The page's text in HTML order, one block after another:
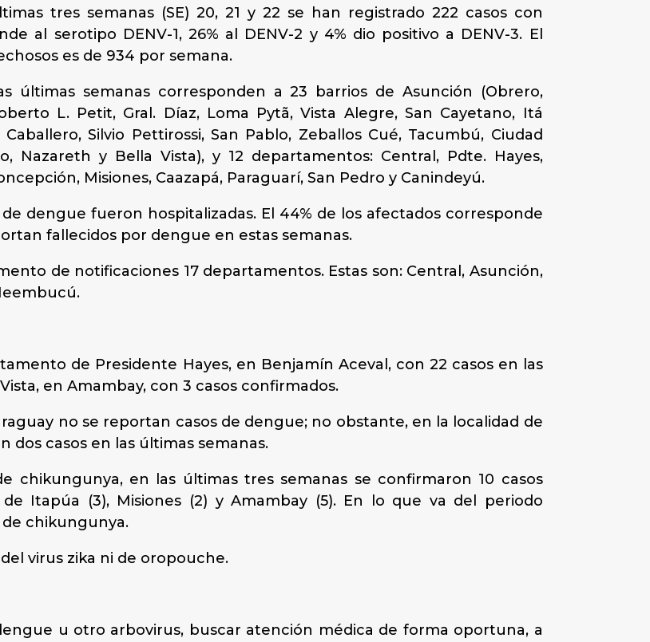
tres semanas (SE) 20, 21 y 22 se han registrado 222 casos con
al serotipo DENV-1, 26% al DENV-2 y 4% dio positivo a DENV-3. El
es de 934 por semana.
últimas semanas corresponden a 23 barrios de Asunción (Obrero,
L. Petit, Gral. Díaz, Loma Pytã, Vista Alegre, San Cayetano, Itá
Silvio Pettirossi, San Pablo, Zeballos Cué, Tacumbú, Ciudad
Nazareth y Bella Vista), y 12 departamentos: Central, Pdte. Hayes,
Misiones, Caazapá, Paraguarí, San Pedro y Canindeyú.
dengue fueron hospitalizadas. El 44% de los afectados corresponde
fallecidos por dengue en estas semanas.
de notificaciones 17 departamentos. Estas son: Central, Asunción,
de Presidente Hayes, en Benjamín Aceval, con 22 casos en las
en Amambay, con 3 casos confirmados.
no se reportan casos de dengue; no obstante, en la localidad de
dos casos en las últimas semanas.
chikungunya, en las últimas tres semanas se confirmaron 10 casos
Itapúa (3), Misiones (2) y Amambay (5). En lo que va del periodo
chikungunya.
virus zika ni de oropouche.
u otro arbovirus, buscar atención médica de forma oportuna, a